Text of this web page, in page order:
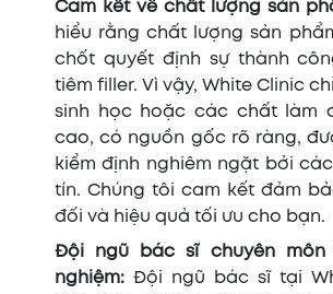
Cam kết về chất lượng sản
hiểu rằng chất lượng sản
chốt quyết định sự thành
tiêm filler. Vì vậy, White Clinic
sinh học hoặc các chất làm
cao, có nguồn gốc rõ ràng,
kiểm định nghiêm ngặt bởi
tín. Chúng tôi cam kết đảm
đối và hiệu quả tối ưu cho bạn.
Đội ngũ bác sĩ chuyên môn
nghiệm: Đội ngũ bác sĩ tại